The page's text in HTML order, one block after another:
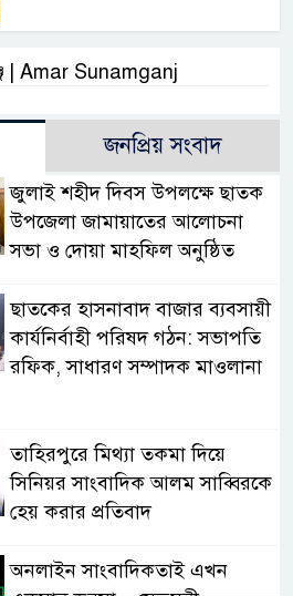
| Amar Sunamganj
জনপ্রিয় সংবাদ
জুলাই শহীদ দিবস উপলক্ষে ছাতক
উপজেলা জামায়াতের আলোচনা
সভা ও দোয়া মাহফিল অনুষ্ঠিত
ছাতকের হাসনাবাদ বাজার ব্যবসায়ী
কার্যনির্বাহী পরিষদ গঠন: সভাপতি
রফিক, সাধারণ সম্পাদক মাওলানা
তাহিরপুরে মিথ্যা তকমা দিয়ে
সিনিয়র সাংবাদিক আলম সাব্বিরকে
হেয় করার প্রতিবাদ
অনলাইন সাংবাদিকতাই এখন